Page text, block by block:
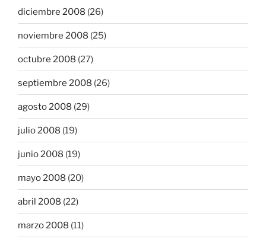
diciembre 2008 (26)
noviembre 2008 (25)
octubre 2008 (27)
septiembre 2008 (26)
agosto 2008 (29)
julio 2008 (19)
junio 2008 (19)
mayo 2008 (20)
abril 2008 (22)
marzo 2008 (11)